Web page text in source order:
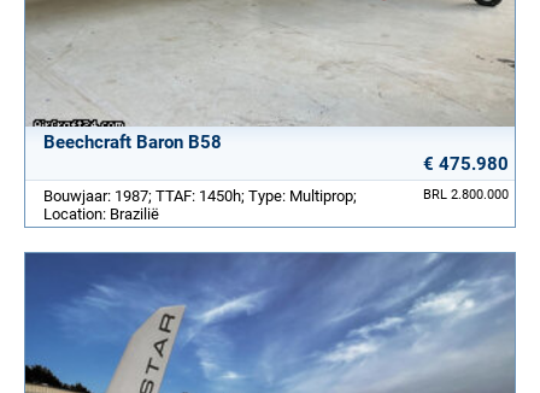
Beechcraft Baron B58
€ 475.980
BRL 2.800.000
Bouwjaar: 1987; TTAF: 1450h; Type: Multiprop;
Location: Brazilië